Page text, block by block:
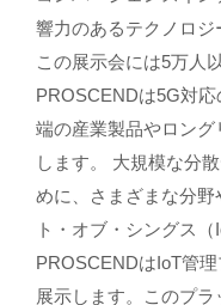
響力のあるテクノロジ
この展示会には5万人
PROSCENDは5G対
端の産業製品やロン
します。 大規模な分
めに、さまざまな分
ト・オブ・シングス
PROSCENDはIoT管
展示します。このプ